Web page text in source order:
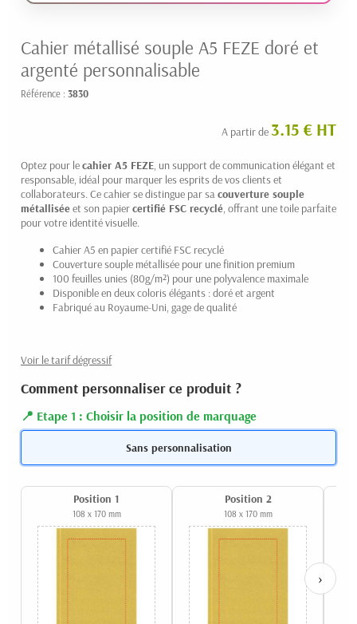
Cahier métallisé souple A5 FEZE doré et
argenté personnalisable
Référence : 3830
A partir de 3.15 € HT
Optez pour lecahier A5 FEZE , un support de communication élégant et
responsable, idéal pour marquer les esprits de vos clients et
collaborateurs. Ce cahier se distingue par sa couverture souple
métalliséeet son papiercertifié FSC recyclé , offrant une toile parfaite
pour votre identité visuelle.
Cahier A5 en papier certifié FSC recyclé
Couverture souple métallisée pour une finition premium
100 feuilles unies (80g/m²) pour une polyvalence maximale
Disponible en deux coloris élégants : doré et argent
Fabriqué au Royaume-Uni, gage de qualité
Voir le tarif dégressif
Comment personnaliser ce produit ?
Etape 1 : Choisir la position de marquage
Sans personnalisation
Position 1
108 x 170 mm
Position 2
108 x 170 mm
›